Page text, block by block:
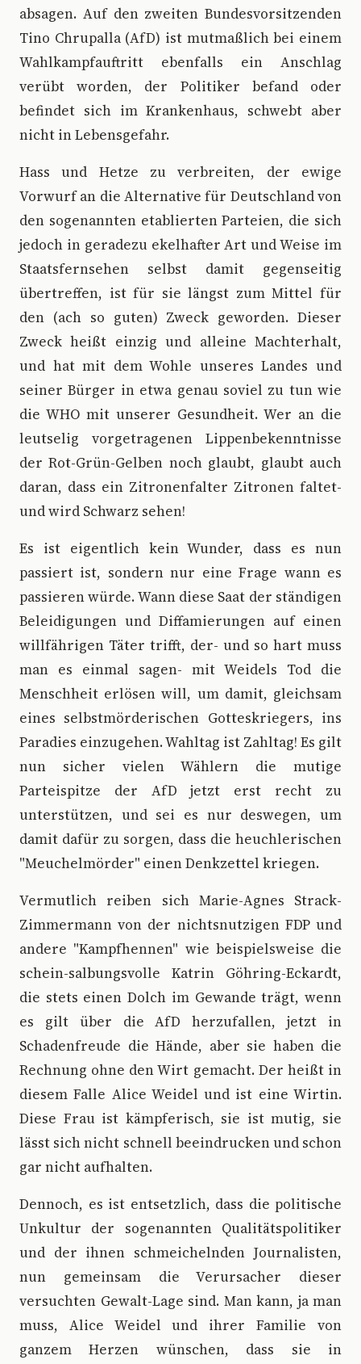
absagen. Auf den zweiten Bundesvorsitzenden
Tino Chrupalla (AfD) ist mutmaßlich bei einem
Wahlkampfauftritt ebenfalls ein Anschlag
verübt worden, der Politiker befand oder
befindet sich im Krankenhaus, schwebt aber
nicht in Lebensgefahr.
Hass und Hetze zu verbreiten, der ewige
Vorwurf an die Alternative für Deutschland von
den sogenannten etablierten Parteien, die sich
jedoch in geradezu ekelhafter Art und Weise im
Staatsfernsehen selbst damit gegenseitig
übertreffen, ist für sie längst zum Mittel für
den (ach so guten) Zweck geworden. Dieser
Zweck heißt einzig und alleine Machterhalt,
und hat mit dem Wohle unseres Landes und
seiner Bürger in etwa genau soviel zu tun wie
die WHO mit unserer Gesundheit. Wer an die
leutselig vorgetragenen Lippenbekenntnisse
der Rot-Grün-Gelben noch glaubt, glaubt auch
daran, dass ein Zitronenfalter Zitronen faltet-
und wird Schwarz sehen!
Es ist eigentlich kein Wunder, dass es nun
passiert ist, sondern nur eine Frage wann es
passieren würde. Wann diese Saat der ständigen
Beleidigungen und Diffamierungen auf einen
willfährigen Täter trifft, der- und so hart muss
man es einmal sagen- mit Weidels Tod die
Menschheit erlösen will, um damit, gleichsam
eines selbstmörderischen Gotteskriegers, ins
Paradies einzugehen. Wahltag ist Zahltag! Es gilt
nun sicher vielen Wählern die mutige
Parteispitze der AfD jetzt erst recht zu
unterstützen, und sei es nur deswegen, um
damit dafür zu sorgen, dass die heuchlerischen
"Meuchelmörder" einen Denkzettel kriegen.
Vermutlich reiben sich Marie-Agnes Strack-
Zimmermann von der nichtsnutzigen FDP und
andere "Kampfhennen" wie beispielsweise die
schein-salbungsvolle Katrin Göhring-Eckardt,
die stets einen Dolch im Gewande trägt, wenn
es gilt über die AfD herzufallen, jetzt in
Schadenfreude die Hände, aber sie haben die
Rechnung ohne den Wirt gemacht. Der heißt in
diesem Falle Alice Weidel und ist eine Wirtin.
Diese Frau ist kämpferisch, sie ist mutig, sie
lässt sich nicht schnell beeindrucken und schon
gar nicht aufhalten.
Dennoch, es ist entsetzlich, dass die politische
Unkultur der sogenannten Qualitätspolitiker
und der ihnen schmeichelnden Journalisten,
nun gemeinsam die Verursacher dieser
versuchten Gewalt-Lage sind. Man kann, ja man
muss, Alice Weidel und ihrer Familie von
ganzem Herzen wünschen, dass sie in